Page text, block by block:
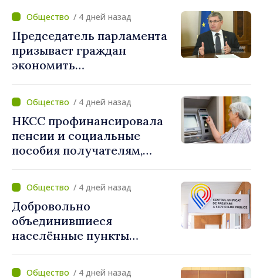
/ 4 дней назад
Председатель парламента
призывает граждан
экономить
каждый сократит
потребление энергии, мы
внесём свой вклад в
поддержание
стабильности системы»
/ 4 дней назад
НКСС профинансировала
пенсии и социальные
пособия получателям,
карты
/ 4 дней назад
Добровольно
объединившиеся
населённые пункты
создания Единых центров
/ 4 дней назад